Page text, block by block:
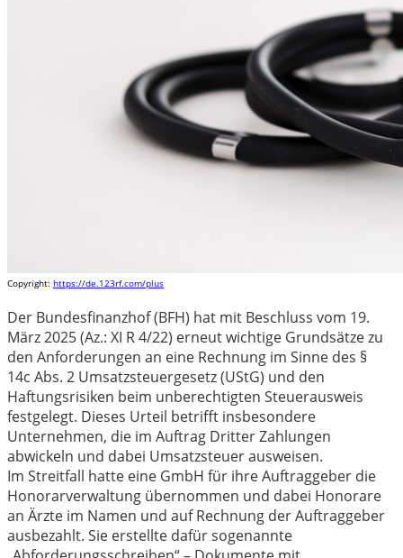
Copyright: https://de.123rf.com/plus
Der Bundesfinanzhof (BFH) hat mit Beschluss vom 19.
März 2025 (Az.: XI R 4/22) erneut wichtige Grundsätze zu
den Anforderungen an eine Rechnung im Sinne des §
14c Abs. 2 Umsatzsteuergesetz (UStG) und den
Haftungsrisiken beim unberechtigten Steuerausweis
festgelegt. Dieses Urteil betrifft insbesondere
Unternehmen, die im Auftrag Dritter Zahlungen
abwickeln und dabei Umsatzsteuer ausweisen.
Im Streitfall hatte eine GmbH für ihre Auftraggeber die
Honorarverwaltung übernommen und dabei Honorare
an Ärzte im Namen und auf Rechnung der Auftraggeber
ausbezahlt. Sie erstellte dafür sogenannte